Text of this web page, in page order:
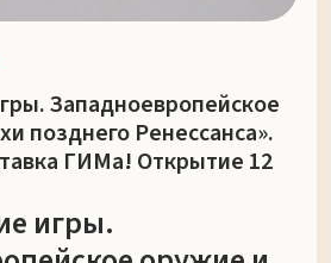
Западноевропейское
позднего Ренессанса».
ГИМа! Открытие 12
игры.